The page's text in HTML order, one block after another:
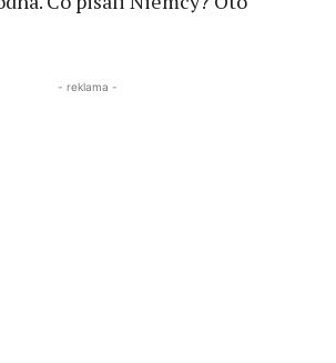
- reklama -